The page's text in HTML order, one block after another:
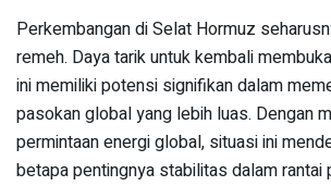
Perkembangan di Selat Hormuz
remeh. Daya tarik untuk kembali
ini memiliki potensi signifikan dalam
pasokan global yang lebih luas. Dengan
permintaan energi global, situasi ini
betapa pentingnya stabilitas dalam rantai